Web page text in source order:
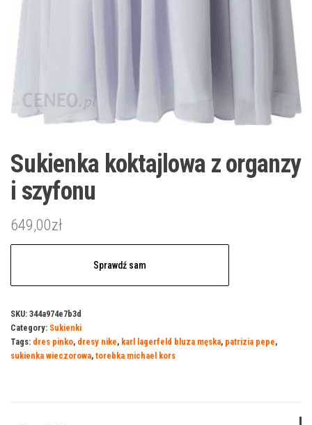
Sukienka koktajlowa z organzy
i szyfonu
649,00zł
Sprawdź sam
SKU: 344a974e7b3d
Category: Sukienki
Tags: dres pinko, dresy nike, karl lagerfeld bluza męska, patrizia pepe,
sukienka wieczorowa, torebka michael kors